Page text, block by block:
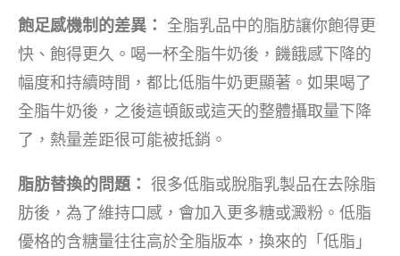
飽足感機制的差異：
全脂乳品中的脂肪讓你飽得更
快、飽得更久。喝一杯全脂牛奶後，饑餓感下降的
幅度和持續時間，都比低脂牛奶更顯著。如果喝了
全脂牛奶後，之後這頓飯或這天的整體攝取量下降
了，熱量差距很可能被抵銷。
脂肪替換的問題： 很多低脂或脫脂乳製品在去除脂
肪後，為了維持口感，會加入更多糖或澱粉。低脂
優格的含糖量往往高於全脂版本，換來的「低脂」